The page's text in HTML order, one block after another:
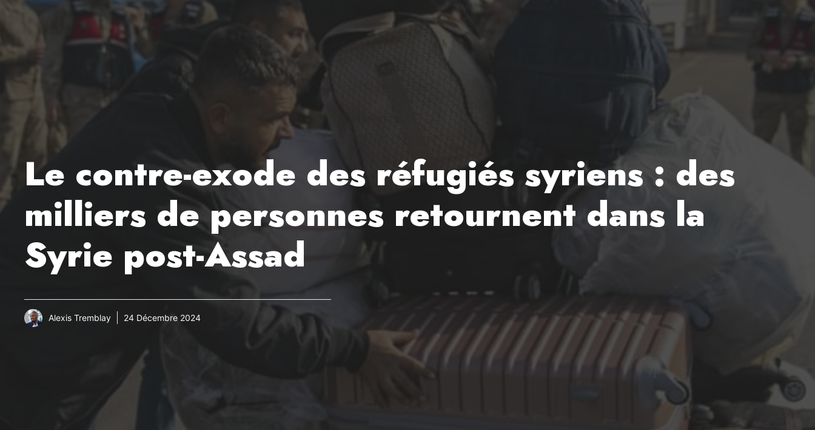
Le contre-exode des réfugiés syriens : des
milliers de personnes retournent dans la
Syrie post-Assad
Alexis Tremblay 24 Décembre 2024